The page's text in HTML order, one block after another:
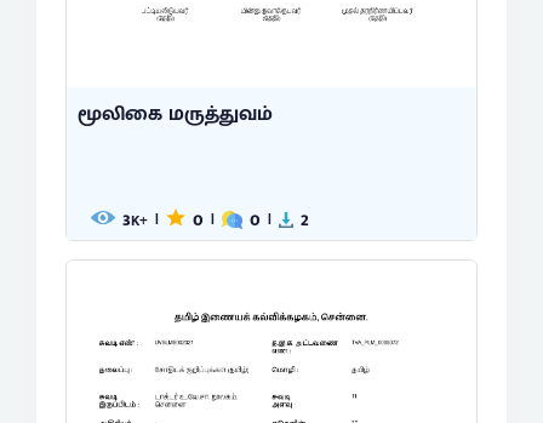
மூலிகை மருத்துவம்
3K+ | 0 | 0 | 2